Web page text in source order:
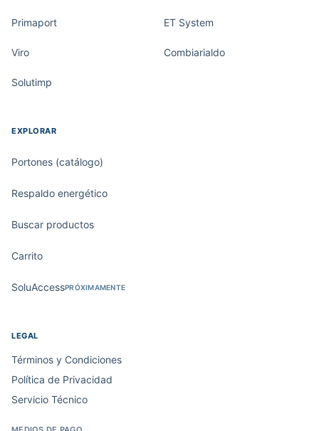
Primaport ET System
Viro Combiarialdo
Solutimp
EXPLORAR
Portones (catálogo)
Respaldo energético
Buscar productos
Carrito
SoluAccessPRÓXIMAMENTE
LEGAL
Términos y Condiciones
Política de Privacidad
Servicio Técnico